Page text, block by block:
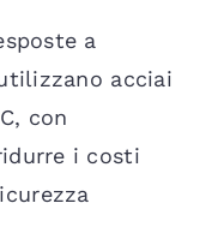
a
acciai
con
i costi